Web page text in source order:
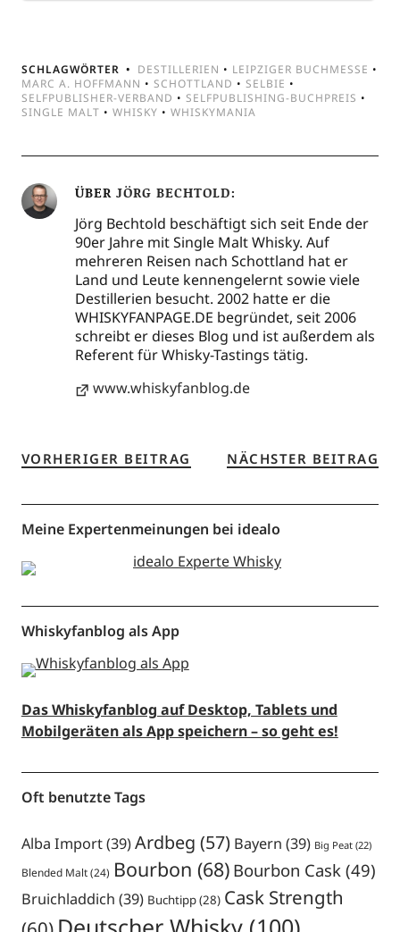
SCHLAGWÖRTER DESTILLERIEN • LEIPZIGER BUCHMESSE •
MARC A. HOFFMANN • SCHOTTLAND • SELBIE •
SELFPUBLISHER-VERBAND • SELFPUBLISHING-BUCHPREIS •
SINGLE MALT • WHISKY • WHISKYMANIA
ÜBER JÖRG BECHTOLD
Jörg Bechtold beschäftigt sich seit Ende der
90er Jahre mit Single Malt Whisky. Auf
mehreren Reisen nach Schottland hat er
Land und Leute kennengelernt sowie viele
Destillerien besucht. 2002 hatte er die
WHISKYFANPAGE.DE begründet, seit 2006
schreibt er dieses Blog und ist außerdem als
Referent für Whisky-Tastings tätig.
www.whiskyfanblog.de
VORHERIGER BEITRAG NÄCHSTER BEITRAG
Meine Expertenmeinungen bei idealo
Whiskyfanblog als App
Das Whiskyfanblog auf Desktop, Tablets und
Mobilgeräten als App speichern – so geht es!
Oft benutzte Tags
Alba Import(39)Ardbeg (57) Bayern (39) Big Peat(22)
Blended Malt(24) Bourbon (68) Bourbon Cask(49)
Bruichladdich (39) Buchtipp(28) Cask Strength